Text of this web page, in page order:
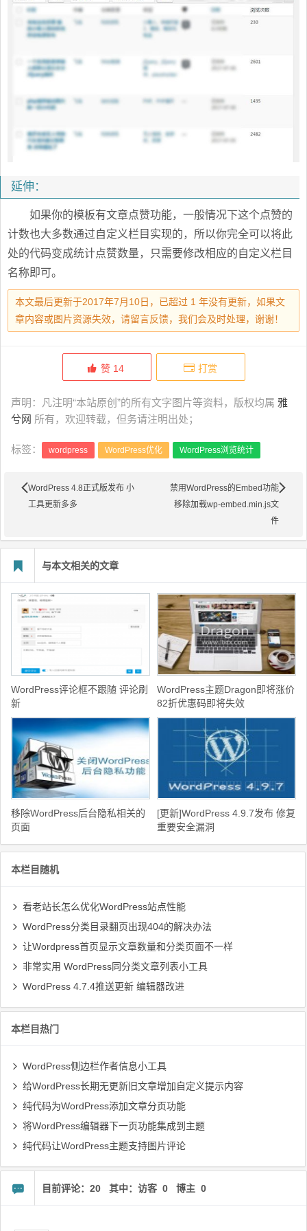
延伸：
如果你的模板有文章点赞功能，一般情况下这个点赞的
计数也大多数通过自定义栏目实现的，所以你完全可以将此
处的代码变成统计点赞数量，只需要修改相应的自定义栏目
名称即可。
本文最后更新于2017年7月10日，已超过 1 年没有更新，如果文
章内容或图片资源失效，请留言反馈，我们会及时处理，谢谢！
赞 14 打赏
声明：凡注明“本站原创”的所有文字图片等资料，版权均属 雅
兮网 所有，欢迎转载，但务请注明出处；
标签： wordpress WordPress优化 WordPress浏览统计
禁用WordPress的Embed功能
移除加载wp-embed.min.js文
件
WordPress 4.8正式版发布 小
工具更新多多
与本文相关的文章
WordPress评论框不跟随 评论刷
新
WordPress主题Dragon即将涨价
82折优惠码即将失效
移除WordPress后台隐私相关的
页面
[更新]WordPress 4.9.7发布 修复
重要安全漏洞
本栏目随机
看老站长怎么优化WordPress站点性能
WordPress分类目录翻页出现404的解决办法
让Wordpress首页显示文章数量和分类页面不一样
非常实用 WordPress同分类文章列表小工具
WordPress 4.7.4推送更新 编辑器改进
本栏目热门
WordPress侧边栏作者信息小工具
给WordPress长期无更新旧文章增加自定义提示内容
纯代码为WordPress添加文章分页功能
将WordPress编辑器下一页功能集成到主题
纯代码让WordPress主题支持图片评论
目前评论：20 其中：访客 0 博主 0